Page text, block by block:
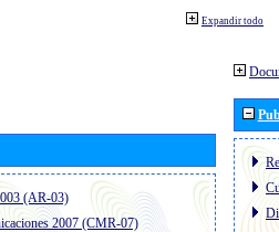
Expandir todo
(AR-03)
2007 (CMR-07)